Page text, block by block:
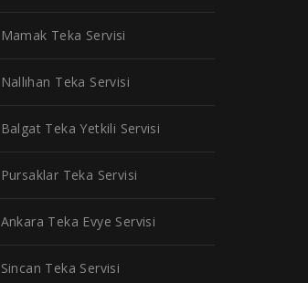
Mamak Teka Servisi
Nallıhan Teka Servisi
Balgat Teka Yetkili Servisi
Pursaklar Teka Servisi
Ankara Teka Evye Servisi
Sincan Teka Servisi